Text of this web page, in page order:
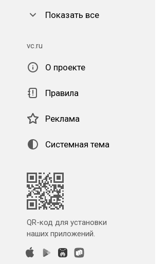
Показать все
vc.ru
О проекте
Правила
Реклама
Системная тема
QR-код для установки
наших приложений.